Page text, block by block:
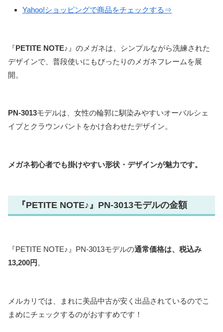
Yahoo!ショッピングで商品をチェックする⇒
『PETITE NOTE♪ 』のメガネは、シンプルながら洗練された
デザインで、普段使いにもぴったりのメガネフレームを展
開。
PN-3013モデルは、女性の輪郭に馴染みやすいオーバルシェ
イプとクラウンパントをかけ合わせたデザイン。
メガネ初心者でも掛けやすい形状・デザインが魅力です。
『PETITE NOTE♪』PN-3013モデルの金額
『PETITE NOTE♪』PN-3013モデルの通常価格は、税込み
13,200円 。
メルカリでは、まれに美品中古が安く出品されているのでこ
まめにチェックするのがおすすめです！